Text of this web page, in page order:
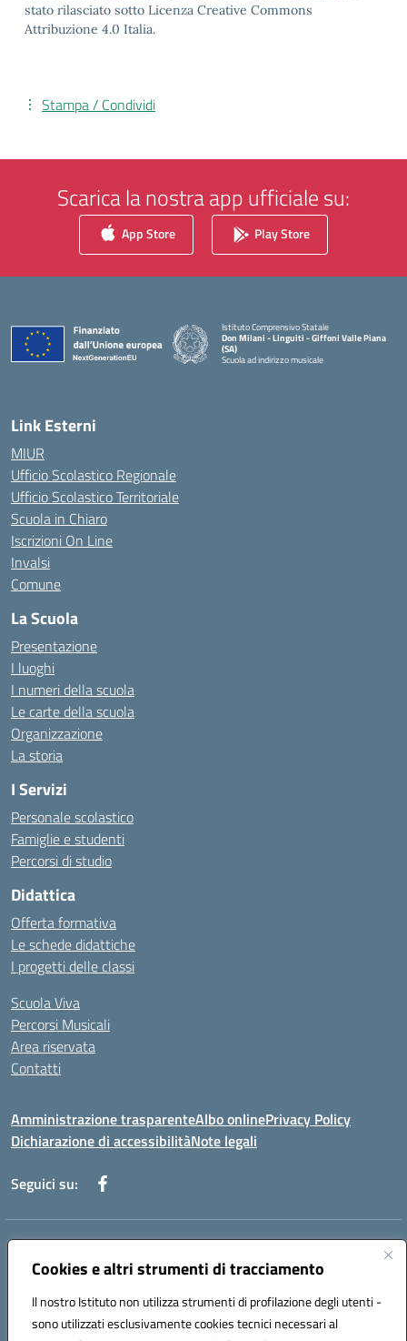
Cookies e altri strumenti di tracciamento
Il nostro Istituto non utilizza strumenti di profilazione degli utenti -
sono utilizzati esclusivamente cookies tecnici necessari al
stato rilasciato sotto Licenza Creative Commons
Attribuzione 4.0 Italia.
Stampa / Condividi
Scarica la nostra app ufficiale su:
App Store Play Store
Istituto Comprensivo Statale
Don Milani - Linguiti - Giffoni Valle Piana
(SA)
Scuola ad indirizzo musicale
Link Esterni
MIUR
Ufficio Scolastico Regionale
Ufficio Scolastico Territoriale
Scuola in Chiaro
Iscrizioni On Line
Invalsi
Comune
La Scuola
Presentazione
I luoghi
I numeri della scuola
Le carte della scuola
Organizzazione
La storia
I Servizi
Personale scolastico
Famiglie e studenti
Percorsi di studio
Didattica
Offerta formativa
Le schede didattiche
I progetti delle classi
Scuola Viva
Percorsi Musicali
Area riservata
Contatti
Amministrazione trasparenteAlbo onlinePrivacy Policy
Dichiarazione di accessibilitàNote legali
Seguici su:
Indirizzo:
Centralino:089868360 Email:saic857007@istruzione.it
Codice fiscale: 80025860653